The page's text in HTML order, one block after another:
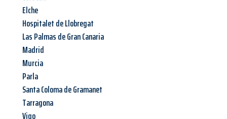
Elche
Hospitalet de Llobregat
Las Palmas de Gran Canaria
Madrid
Murcia
Parla
Santa Coloma de Gramanet
Tarragona
Vigo